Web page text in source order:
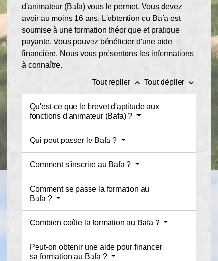
d'animateur (Bafa) vous le permet. Vous devez
avoir au moins 16 ans. L'obtention du Bafa est
soumise à une formation théorique et pratique
payante. Vous pouvez bénéficier d'une aide
financière. Nous vous présentons les informations
à connaître.
Tout replier keyboard_arrow_up Tout déplier keyboard_arrow_down
Qu'est-ce que le brevet d'aptitude aux
fonctions d'animateur (Bafa) ?
Qui peut passer le Bafa ?
Comment s'inscrire au Bafa ?
Comment se passe la formation au
Bafa ?
Combien coûte la formation au Bafa ?
Peut-on obtenir une aide pour financer
sa formation au Bafa ?